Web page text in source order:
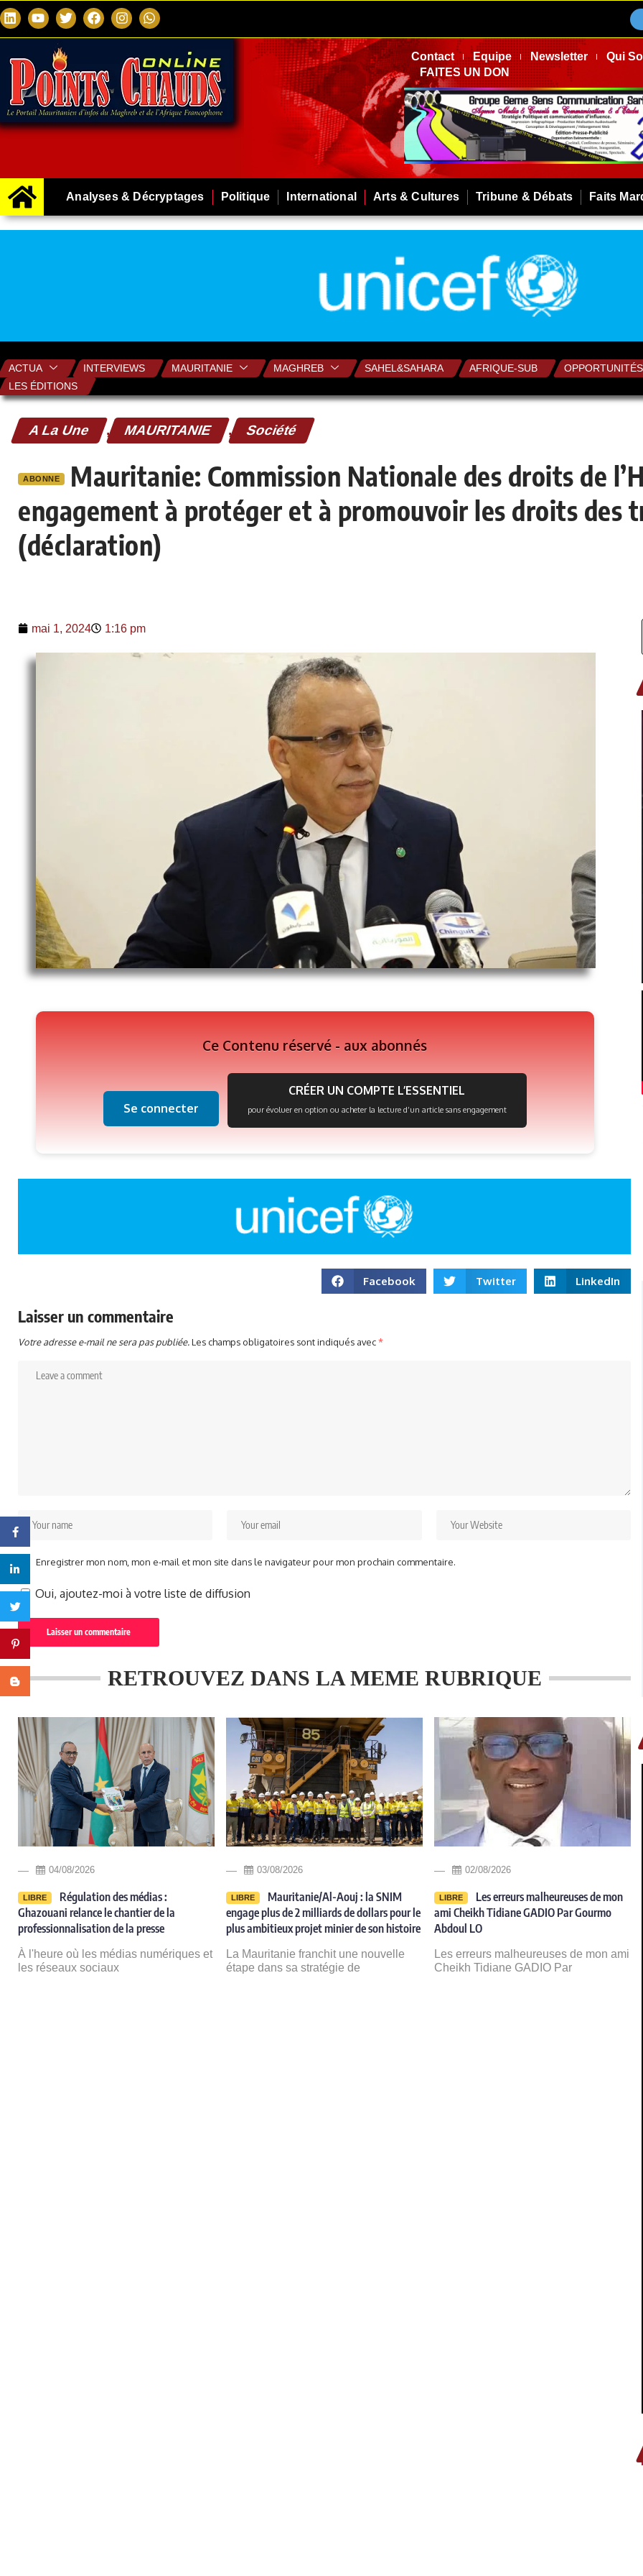
Contact Equipe Newsletter Qui
FAITES UN DON
Analyses & Décryptages Politique International Arts & Cultures Tribune & Débats Faits
ACTUA INTERVIEWS MAURITANIE MAGHREB SAHEL&SAHARA AFRIQUE-SUB
LES ÉDITIONS
A La Une , MAURITANIE , Société
ABONNE
Mauritanie: Commission Nationale des droits de
engagement à protéger et à promouvoir les droits des
(déclaration)
mai 1, 2024 1:16 pm
Facebook
Linkedin
Blogger
Ce Contenu réservé - aux abonnés
Se connecter
CRÉER UN COMPTE L’ESSENTIEL
pour évoluer en option ou acheter la lecture d’un article sans engagement
Facebook Twitter LinkedIn
Laisser un commentaire
Votre adresse e-mail ne sera pas publiée.Les champs obligatoires sont indiqués avec*
Enregistrer mon nom, mon e-mail et mon site dans le navigateur pour mon prochain commentaire.
Oui, ajoutez-moi à votre liste de diffusion
RETROUVEZ DANS LA MEME RUBRIQUE
04/08/2026
LIBRE
Régulation des médias :
Ghazouani relance le chantier de la
professionnalisation de la presse
À l'heure où les médias numériques et
les réseaux sociaux
03/08/2026
LIBRE
Mauritanie/Al-Aouj : la SNIM
engage plus de 2 milliards de dollars pour le
plus ambitieux projet minier de son histoire
La Mauritanie franchit une nouvelle
étape dans sa stratégie de
02/08/2026
LIBRE
Les erreurs malheureuses de mon
ami Cheikh Tidiane GADIO Par Gourmo
Abdoul LO
Les erreurs malheureuses de mon ami
Cheikh Tidiane GADIO Par